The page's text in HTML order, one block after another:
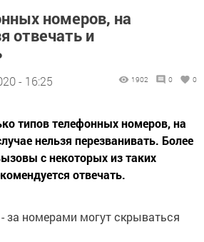
номеров, на
отвечать и
- 16:25 1902 0 0
типов телефонных номеров, на
нельзя перезванивать. Более
с некоторых из таких
отвечать.
за номерами могут скрываться